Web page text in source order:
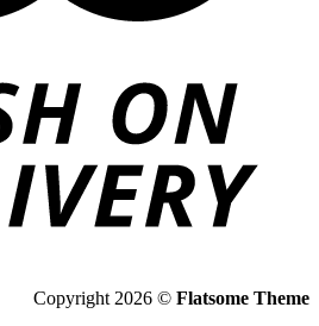
Copyright 2026 © Flatsome Theme